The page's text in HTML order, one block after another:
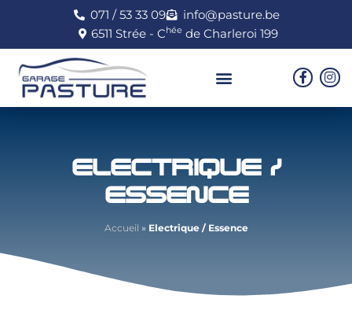
071 / 53 33 09
info@pasture.be
6511 Strée - Chée de Charleroi 199
ELECTRIQUE /
ESSENCE
Accueil » Electrique / Essence